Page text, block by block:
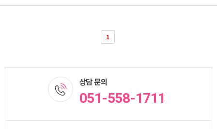
1
상담 문의
051-558-1711